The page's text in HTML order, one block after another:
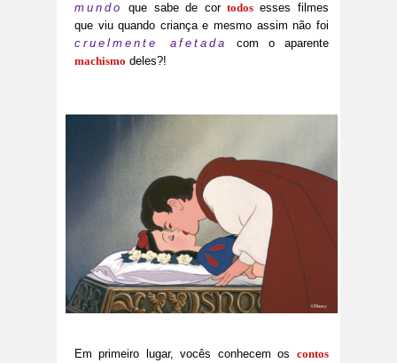
mundo
que sabe de cor todosesses filmes
que viu quando criança e mesmo assim não foi
cruelmente afetada
com o aparente
machismo deles?!
Em primeiro lugar, vocês conhecem os contos